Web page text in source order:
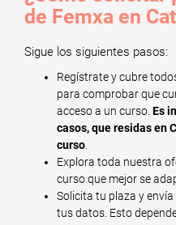
de Femxa en
Sigue los siguientes pasos:
Regístrate y cubre
para comprobar que
acceso a un curso. Es
casos, que residas en
curso
Explora toda nuestra
curso que mejor se
Solicita tu plaza y
tus datos. Esto